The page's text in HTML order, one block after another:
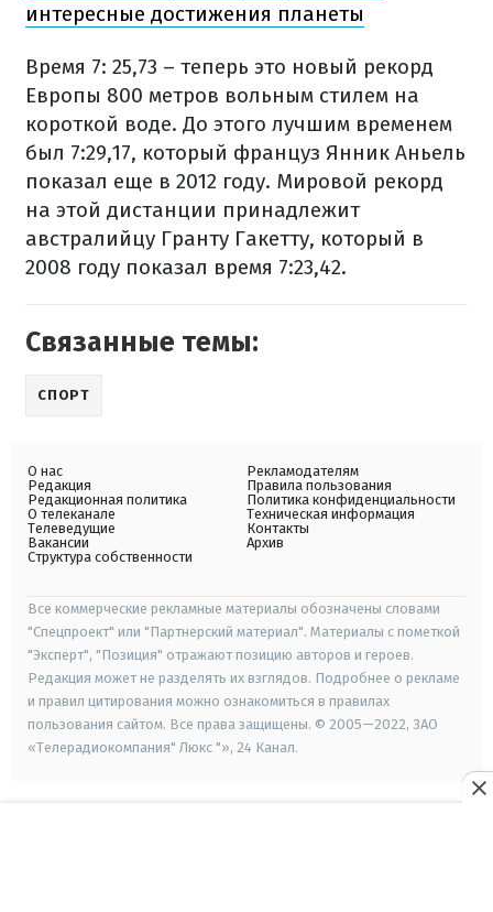
интересные достижения планеты
Время 7: 25,73 – теперь это новый рекорд
Европы 800 метров вольным стилем на
короткой воде. До этого лучшим временем
был 7:29,17, который француз Янник Аньель
показал еще в 2012 году. Мировой рекорд
на этой дистанции принадлежит
австралийцу Гранту Гакетту, который в
2008 году показал время 7:23,42.
Связанные темы:
СПОРТ
О нас
Редакция
Редакционная политика
О телеканале
Телеведущие
Вакансии
Структура собственности
Рекламодателям
Правила пользования
Политика конфиденциальности
Техническая информация
Контакты
Архив
Все коммерческие рекламные материалы обозначены словами
"Спецпроект" или "Партнерский материал". Материалы с пометкой
"Эксперт", "Позиция" отражают позицию авторов и героев.
Редакция может не разделять их взглядов. Подробнее о рекламе
и правил цитирования можно ознакомиться в правилах
пользования сайтом. Все права защищены. © 2005—2022, ЗАО
«Телерадиокомпания" Люкс "», 24 Канал.